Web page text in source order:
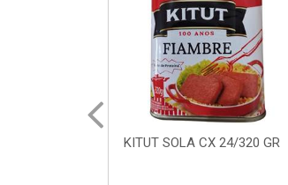
MOLHO VERDE D'AJUDA